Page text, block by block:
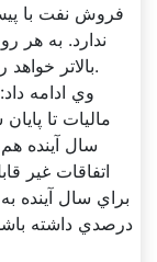
فروش نفت با
ندارد. به هر
بالاتر خواهد رفت و مشکلات امروز ما هم تعميق مي‌شوند.
وي ادامه
ماليات تا
سال آينده
اتفاقات غير
درصدي داشته